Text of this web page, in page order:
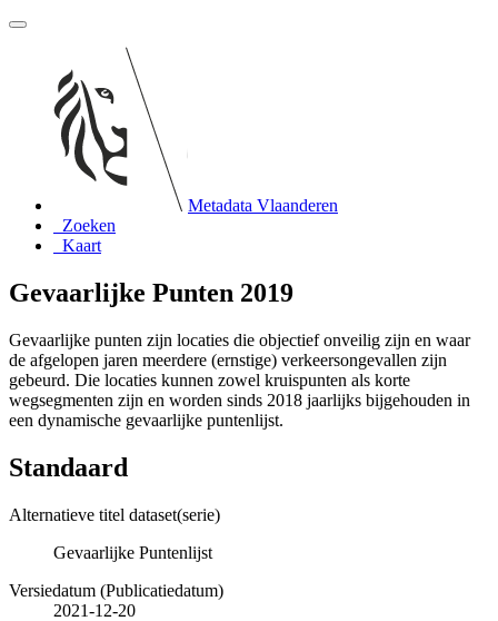
Metadata Vlaanderen
Zoeken
Kaart
Gevaarlijke Punten 2019
Gevaarlijke punten zijn locaties die objectief onveilig zijn en waar
de afgelopen jaren meerdere (ernstige) verkeersongevallen zijn
gebeurd. Die locaties kunnen zowel kruispunten als korte
wegsegmenten zijn en worden sinds 2018 jaarlijks bijgehouden in
een dynamische gevaarlijke puntenlijst.
Standaard
Alternatieve titel dataset(serie)
Gevaarlijke Puntenlijst
Versiedatum (Publicatiedatum)
2021-12-20